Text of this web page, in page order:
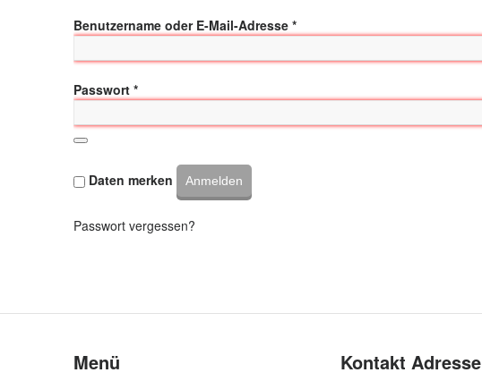
Benutzername oder E-Mail-Adresse *Required
Passwort *Required
Daten merken Anmelden
Passwort vergessen?
Menü Kontakt Adresse